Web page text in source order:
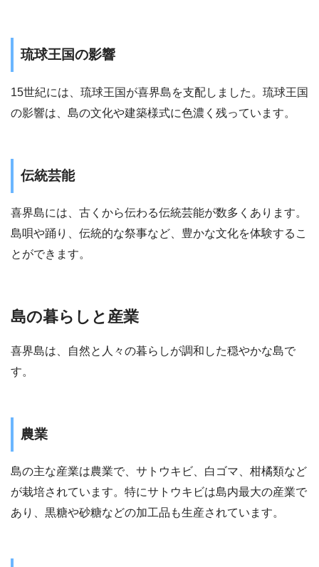
琉球王国の影響
15世紀には、琉球王国が喜界島を支配しました。琉球王国
の影響は、島の文化や建築様式に色濃く残っています。
伝統芸能
喜界島には、古くから伝わる伝統芸能が数多くあります。
島唄や踊り、伝統的な祭事など、豊かな文化を体験するこ
とができます。
島の暮らしと産業
喜界島は、自然と人々の暮らしが調和した穏やかな島で
す。
農業
島の主な産業は農業で、サトウキビ、白ゴマ、柑橘類など
が栽培されています。特にサトウキビは島内最大の産業で
あり、黒糖や砂糖などの加工品も生産されています。